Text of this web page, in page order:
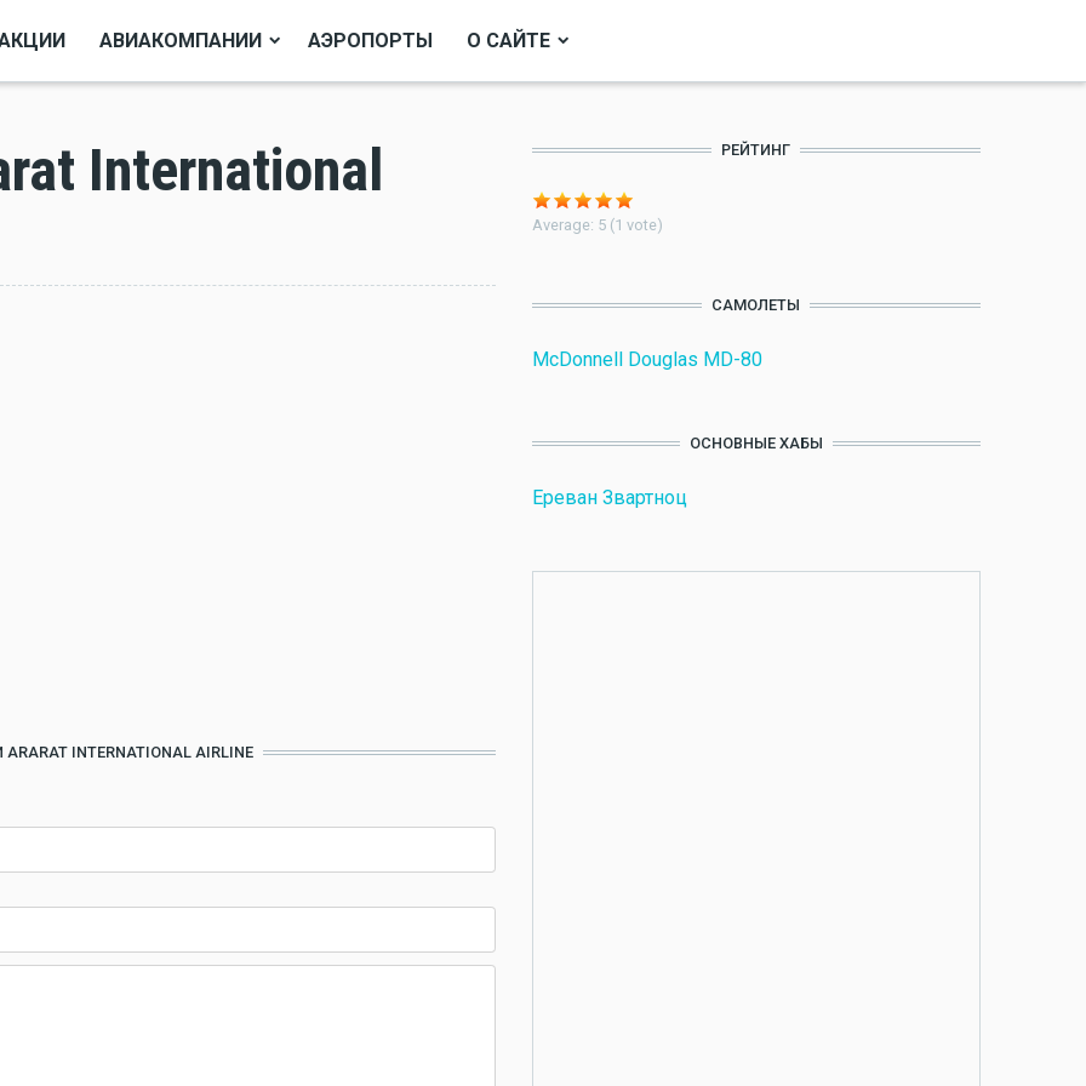
АВИАКОМПАНИИ АЭРОПОРТЫ О САЙТЕ
International
INTERNATIONAL AIRLINE
РЕЙТИНГ
Average: 5 (1 vote)
САМОЛЕТЫ
McDonnell Douglas MD-80
ОСНОВНЫЕ ХАБЫ
Ереван Звартноц